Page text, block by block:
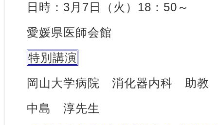
日時：3月7日（火）18：50～
愛媛県医師会館
特別講演
岡山大学病院 消化器内科 助
中島 淳先生